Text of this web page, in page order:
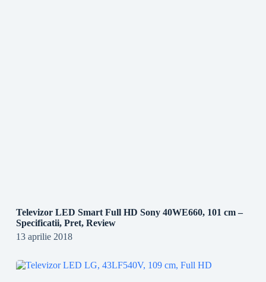
Televizor LED Smart Full HD Sony 40WE660, 101 cm –
Specificatii, Pret, Review
13 aprilie 2018